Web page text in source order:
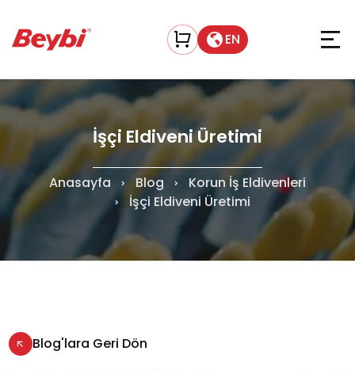
EN
İşçi Eldiveni Üretimi
Anasayfa Blog
Korun İş Eldivenleri
İşçi Eldiveni Üretimi
Blog'lara Geri Dön